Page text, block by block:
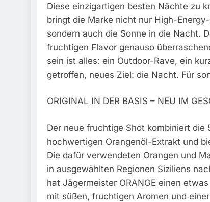
Diese einzigartigen besten Nächte zu
bringt die Marke nicht nur High-
sondern auch die Sonne in die Nacht.
fruchtigen Flavor genauso
sein ist alles: ein Outdoor-Rave, ein
getroffen, neues Ziel: die Nacht. Für
ORIGINAL IN DER BASIS – NEU IM
Der neue fruchtige Shot kombiniert die
hochwertigen Orangenöl-Extrakt und
Die dafür verwendeten Orangen und
in ausgewählten Regionen Siziliens
hat Jägermeister ORANGE einen
mit süßen, fruchtigen Aromen und